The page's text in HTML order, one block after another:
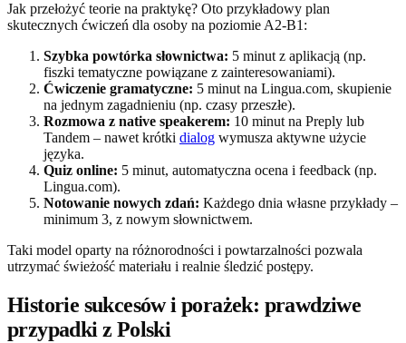
Jak przełożyć teorie na praktykę? Oto przykładowy plan
skutecznych ćwiczeń dla osoby na poziomie A2-B1:
Szybka powtórka słownictwa: 5 minut z aplikacją (np.
fiszki tematyczne powiązane z zainteresowaniami).
Ćwiczenie gramatyczne: 5 minut na Lingua.com, skupienie
na jednym zagadnieniu (np. czasy przeszłe).
Rozmowa z native speakerem: 10 minut na Preply lub
Tandem – nawet krótki dialog wymusza aktywne użycie
języka.
Quiz online: 5 minut, automatyczna ocena i feedback (np.
Lingua.com).
Notowanie nowych zdań: Każdego dnia własne przykłady –
minimum 3, z nowym słownictwem.
Taki model oparty na różnorodności i powtarzalności pozwala
utrzymać świeżość materiału i realnie śledzić postępy.
Historie sukcesów i porażek: prawdziwe
przypadki z Polski